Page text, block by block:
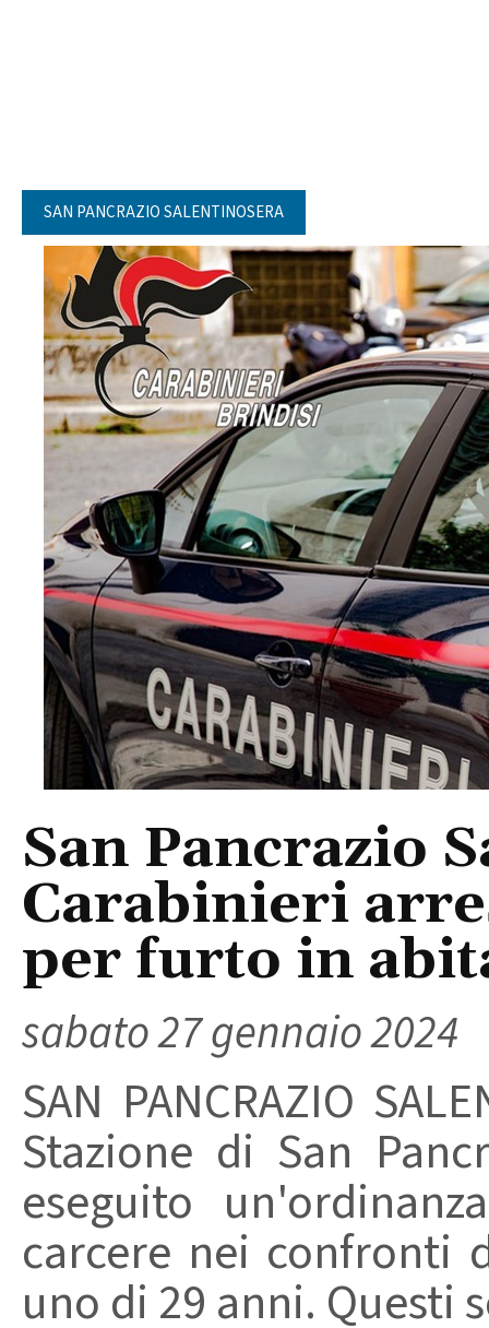
SAN PANCRAZIO SALENTINOSERA
San Pancrazio
Carabinieri
per furto in
sabato 27 gennaio 2024
SAN PANCRAZIO
Stazione di San
eseguito
carcere nei confronti
uno di 29 anni. Questi